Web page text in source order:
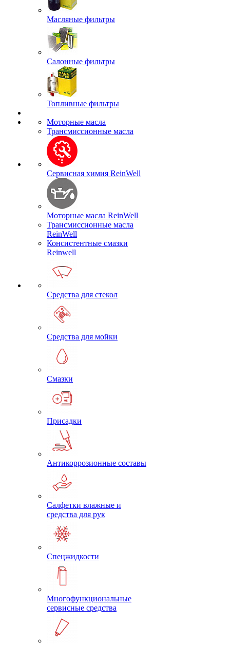
Масляные фильтры
Салонные фильтры
Топливные фильтры
Моторные масла
Трансмиссионные масла
Сервисная химия ReinWell
Моторные масла ReinWell
Трансмиссионные масла
ReinWell
Консистентные смазки
Reinwell
Средства для стекол
Средства для мойки
Смазки
Присадки
Антикоррозионные составы
Салфетки влажные и
средства для рук
Спецжидкости
Многофункциональные
сервисные средства